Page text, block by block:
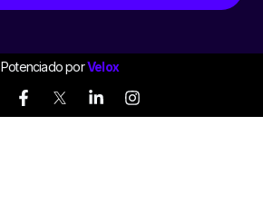
Potenciado porVelox